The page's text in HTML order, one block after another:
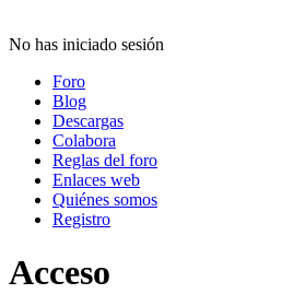
No has iniciado sesión
Foro
Blog
Descargas
Colabora
Reglas del foro
Enlaces web
Quiénes somos
Registro
Acceso